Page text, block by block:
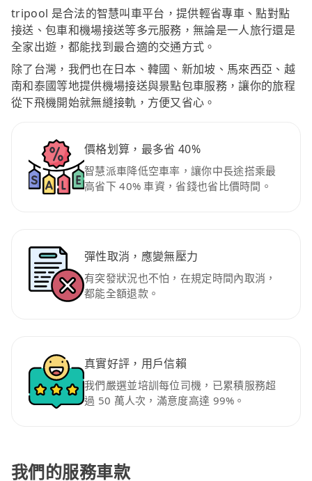
tripool 是合法的智慧叫車平台，提供輕省專車、點對點
接送、包車和機場接送等多元服務，無論是一人旅行還是
全家出遊，都能找到最合適的交通方式。
除了台灣，我們也在日本、韓國、新加坡、馬來西亞、越
南和泰國等地提供機場接送與景點包車服務，讓你的旅程
從下飛機開始就無縫接軌，方便又省心。
價格划算，最多省 40%
智慧派車降低空車率，讓你中長途搭乘最
高省下 40% 車資，省錢也省比價時間。
彈性取消，應變無壓力
有突發狀況也不怕，在規定時間內取消，
都能全額退款。
真實好評，用戶信賴
我們嚴選並培訓每位司機，已累積服務超
過 50 萬人次，滿意度高達 99%。
我們的服務車款